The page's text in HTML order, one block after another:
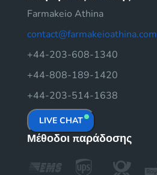
Farmakeio Athina
contact@farmakeioathina.com
+44-203-608-1340
+44-808-189-1420
+44-203-514-1638
LIVE CHAT
Μέθοδοι παράδοσης